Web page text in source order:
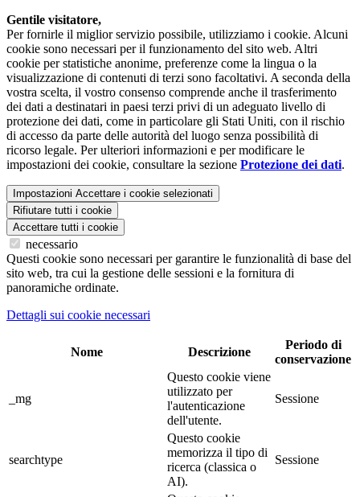
Gentile visitatore,
Per fornirle il miglior servizio possibile, utilizziamo i cookie. Alcuni
cookie sono necessari per il funzionamento del sito web. Altri
cookie per statistiche anonime, preferenze come la lingua o la
visualizzazione di contenuti di terzi sono facoltativi. A seconda della
vostra scelta, il vostro consenso comprende anche il trasferimento
dei dati a destinatari in paesi terzi privi di un adeguato livello di
protezione dei dati, come in particolare gli Stati Uniti, con il rischio
di accesso da parte delle autorità del luogo senza possibilità di
ricorso legale. Per ulteriori informazioni e per modificare le
impostazioni dei cookie, consultare la sezione Protezione dei dati.
Impostazioni Accettare i cookie selezionati
Rifiutare tutti i cookie
Accettare tutti i cookie
necessario
Questi cookie sono necessari per garantire le funzionalità di base del
sito web, tra cui la gestione delle sessioni e la fornitura di
panoramiche ordinate.
Dettagli sui cookie necessari
Nome Descrizione
Periodo di
conservazione
_mg
Questo cookie viene
utilizzato per
l'autenticazione
dell'utente.
Sessione
searchtype
Questo cookie
memorizza il tipo di
ricerca (classica o
AI).
Sessione